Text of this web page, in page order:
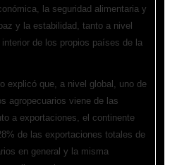
la seguridad alimentaria y
y la estabilidad, tanto a nivel
de los propios países de la
explicó que, a nivel global, uno de
agropecuarios viene de las
a exportaciones, el continente
de las exportaciones totales de
en general y la misma